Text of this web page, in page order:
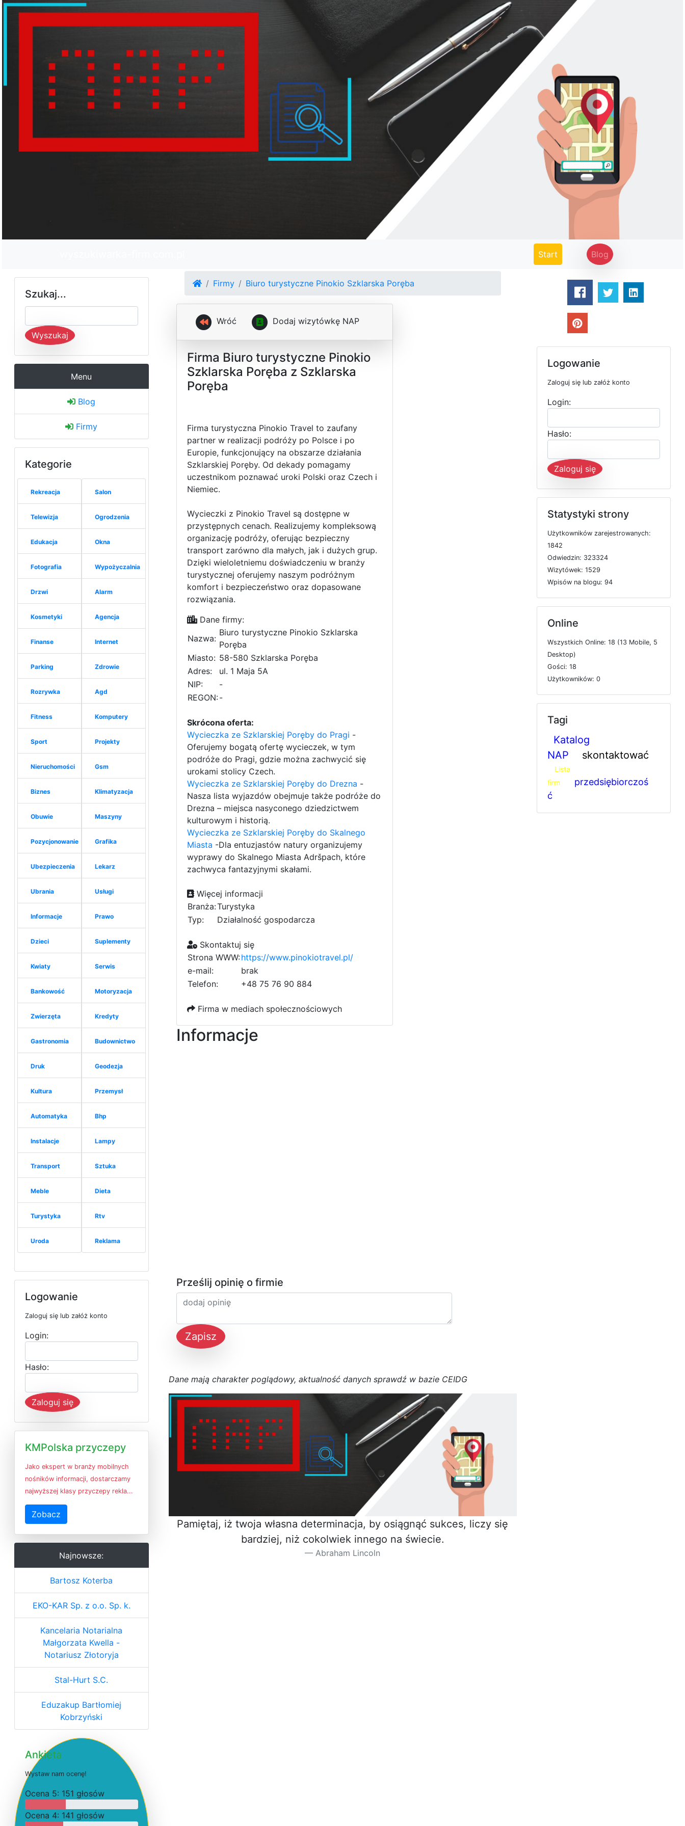
Start (current) Blog
Szukaj...
Wyszukaj
Menu
Blog
Firmy
Kategorie
Rekreacja
Telewizja
Edukacja
Fotografia
Drzwi
Kosmetyki
Finanse
Parking
Rozrywka
Fitness
Sport
Nieruchomości
Biznes
Obuwie
Pozycjonowanie
Ubezpieczenia
Ubrania
Informacje
Dzieci
Kwiaty
Bankowość
Zwierzęta
Gastronomia
Druk
Kultura
Automatyka
Instalacje
Transport
Meble
Turystyka
Uroda
Salon
Ogrodzenia
Okna
Wypożyczalnia
Alarm
Agencja
Internet
Zdrowie
Agd
Komputery
Projekty
Gsm
Klimatyzacja
Maszyny
Grafika
Lekarz
Usługi
Prawo
Suplementy
Serwis
Motoryzacja
Kredyty
Budownictwo
Geodezja
Przemysł
Bhp
Lampy
Sztuka
Dieta
Rtv
Reklama
Logowanie
Zaloguj się lub załóż konto
Login:
Hasło:
Zaloguj się
KMPolska przyczepy
Jako ekspert w branży mobilnych
nośników informacji, dostarczamy
najwyższej klasy przyczepy rekla...
Zobacz
Najnowsze:
Bartosz Koterba
EKO-KAR Sp. z o.o. Sp. k.
Kancelaria Notarialna
Małgorzata Kwella -
Notariusz Złotoryja
Stal-Hurt S.C.
Eduzakup Bartłomiej
Kobrzyński
Ankieta
Wystaw nam ocenę!
Ocena 5: 151 głosów
Ocena 4: 141 głosów
Firmy Biuro turystyczne Pinokio Szklarska Poręba
Wróć Dodaj wizytówkę NAP
Firma Biuro turystyczne Pinokio
Szklarska Poręba z Szklarska
Poręba
Firma turystyczna Pinokio Travel to zaufany
partner w realizacji podróży po Polsce i po
Europie, funkcjonujący na obszarze działania
Szklarskiej Poręby. Od dekady pomagamy
uczestnikom poznawać uroki Polski oraz Czech i
Niemiec.
Wycieczki z Pinokio Travel są dostępne w
przystępnych cenach. Realizujemy kompleksową
organizację podróży, oferując bezpieczny
transport zarówno dla małych, jak i dużych grup.
Dzięki wieloletniemu doświadczeniu w branży
turystycznej oferujemy naszym podróżnym
komfort i bezpieczeństwo oraz dopasowane
rozwiązania.
Dane firmy:
Nazwa:
Biuro turystyczne Pinokio Szklarska
Poręba
Miasto: 58-580 Szklarska Poręba
Adres:
ul. 1 Maja 5A
NIP:
-
REGON:-
Skrócona oferta:
Wycieczka ze Szklarskiej Poręby do Pragi -
Oferujemy bogatą ofertę wycieczek, w tym
podróże do Pragi, gdzie można zachwycić się
urokami stolicy Czech.
Wycieczka ze Szklarskiej Poręby do Drezna -
Nasza lista wyjazdów obejmuje także podróże do
Drezna – miejsca nasyconego dziedzictwem
kulturowym i historią.
Wycieczka ze Szklarskiej Poręby do Skalnego
Miasta -Dla entuzjastów natury organizujemy
wyprawy do Skalnego Miasta Adršpach, które
zachwyca fantazyjnymi skałami.
Więcej informacji
Branża:Turystyka
Typ:
Działalność gospodarcza
Skontaktuj się
Strona WWW:https://www.pinokiotravel.pl/
e-mail:
bra9
k
Telefon:
+48 75 76 90 884
Firma w mediach społecznościowych
Informacje
Prześlij opinię o firmie
Zapisz
Dane mają charakter poglądowy, aktualność danych sprawdź w bazie CEIDG
Pamiętaj, iż twoja własna determinacja, by osiągnąć sukces, liczy się
bardziej, niż cokolwiek innego na świecie.
Abraham Lincoln
Logowanie
Zaloguj się lub załóż konto
Login:
Hasło:
Zaloguj się
Statystyki strony
Użytkowników zarejestrowanych:
1842
Odwiedzin: 323324
Wizytówek: 1529
Wpisów na blogu: 94
Online
Wszystkich Online: 18 (13 Mobile, 5
Desktop)
Gości: 18
Użytkowników: 0
Tagi
Katalog
NAP
skontaktować
Lista
firm
przedsiębiorczoś
ć